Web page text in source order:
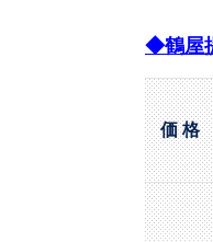
◆鶴屋
価 格